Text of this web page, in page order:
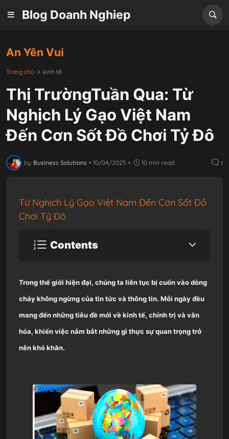
Blog Doanh Nghiep
An Yên Vui
Trang chủ kinh tế
Thị TrườngTuần Qua: Từ
Nghịch Lý Gạo Việt Nam
Đến Cơn Sốt Đồ Chơi Tỷ Đô
by Business Solutions • 10/04/2025 • 10 min read 1
Từ Nghịch Lý Gạo Việt Nam Đến Cơn Sốt Đồ
Chơi Tỷ Đô
Contents
Trong thế giới hiện đại, chúng ta liên tục bị cuốn vào dòng
chảy không ngừng của tin tức và thông tin. Mỗi ngày đều
mang đến những tiêu đề mới về kinh tế, chính trị và văn
hóa, khiến việc nắm bắt những gì thực sự quan trọng trở
nên khó khăn.